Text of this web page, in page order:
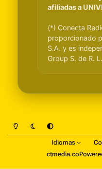
afiliadas a
(*) Conecta
proporcionado
S.A. y es
Group S. de R.
Light ModeDark ModeSystem Preference
Idiomas
ctmedia.co